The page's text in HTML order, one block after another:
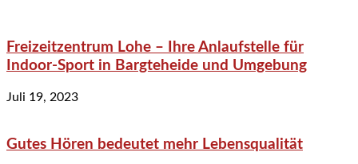
Freizeitzentrum Lohe – Ihre Anlaufstelle für
Indoor-Sport in Bargteheide und Umgebung
Juli 19, 2023
Gutes Hören bedeutet mehr Lebensqualität